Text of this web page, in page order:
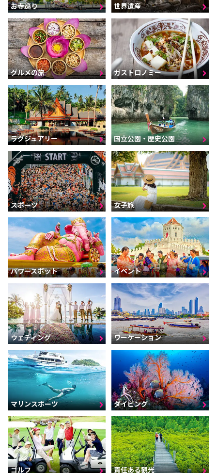
お寺巡り 世界遺産
グルメの旅 ガストロノミー
ラグジュアリー 国立公園・歴史公園
スポーツ 女子旅
パワースポット イベント
ウェディング ワーケーション
マリンスポーツ ダイビング
ゴルフ 責任ある観光